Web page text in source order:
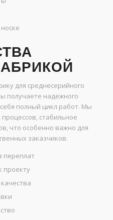
для среднесерийного
получаете надежного
полный цикл работ. Мы
стабильное
что особенно важно для
заказчиков.
проекту